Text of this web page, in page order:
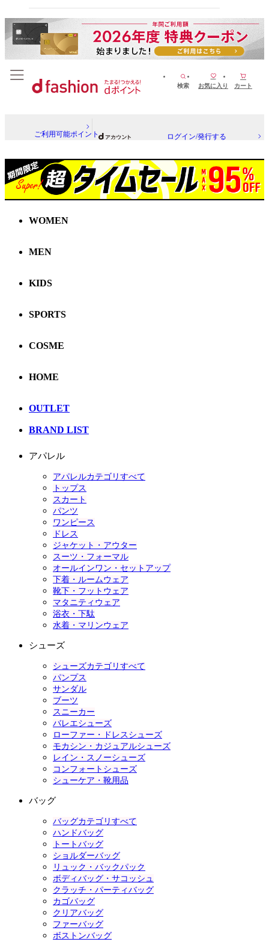
検索 お気に入り カート
ご利用可能ポイント ログイン/発行する
WOMEN
MEN
KIDS
SPORTS
COSME
HOME
OUTLET
BRAND LIST
アパレル
アパレルカテゴリすべて
トップス
スカート
パンツ
ワンピース
ドレス
ジャケット・アウター
スーツ・フォーマル
オールインワン・セットアップ
下着・ルームウェア
靴下・フットウェア
マタニティウェア
浴衣・下駄
水着・マリンウェア
シューズ
シューズカテゴリすべて
パンプス
サンダル
ブーツ
スニーカー
バレエシューズ
ローファー・ドレスシューズ
モカシン・カジュアルシューズ
レイン・スノーシューズ
コンフォートシューズ
シューケア・靴用品
バッグ
バッグカテゴリすべて
ハンドバッグ
トートバッグ
ショルダーバッグ
リュック・バックパック
ボディバッグ・サコッシュ
クラッチ・パーティバッグ
カゴバッグ
クリアバッグ
ファーバッグ
ボストンバッグ